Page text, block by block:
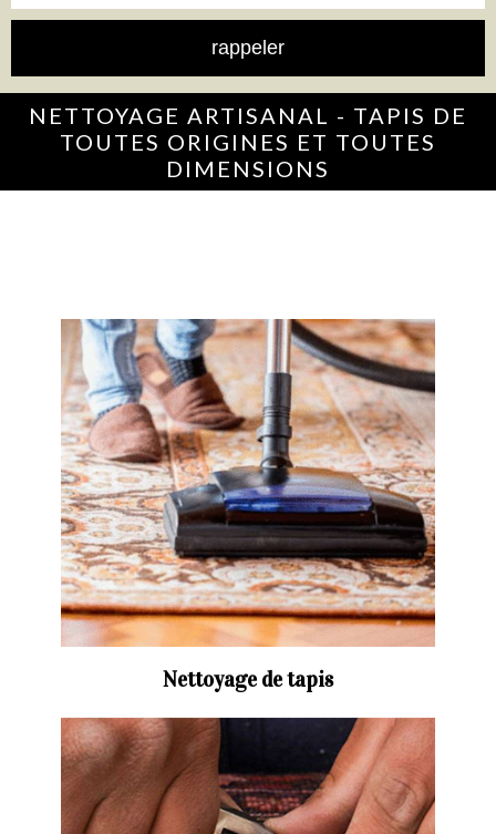
NETTOYAGE ARTISANAL - TAPIS DE
TOUTES ORIGINES ET TOUTES
DIMENSIONS
Nettoyage de tapis